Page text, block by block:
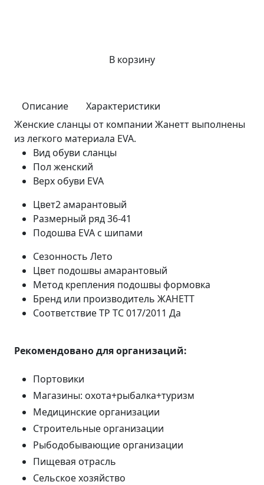
В корзину
Описание
Характеристики
Женские сланцы от компании Жанетт выполнены
из легкого материала EVA.
Вид обуви сланцы
Пол женский
Верх обуви EVA
Цвет2амарантовый
Размерный ряд36-41
Подошва EVA с шипами
Сезонность Лето
Цвет подошвы амарантовый
Метод крепления подошвы формовка
Бренд или производитель ЖАНЕТТ
Соответствие ТР ТС 017/2011 Да
Рекомендовано для организаций:
Портовики
Магазины: охота+рыбалка+туризм
Медицинские организации
Строительные организации
Рыбодобывающие организации
Пищевая отрасль
Сельское хозяйство